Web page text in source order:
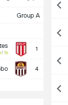
Group A
1
16
4